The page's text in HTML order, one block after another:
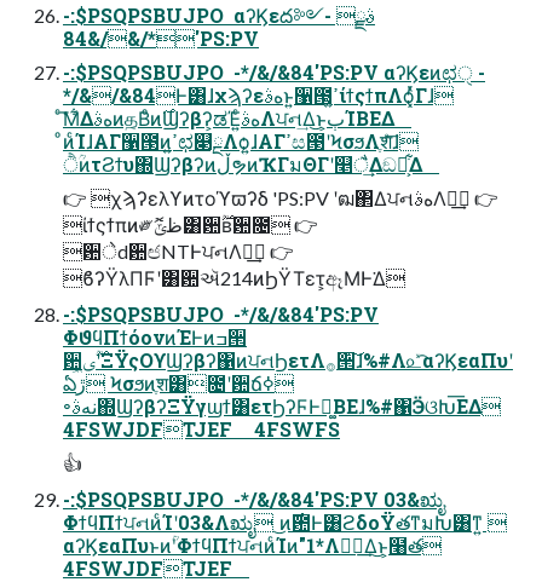
-:$PSQPSBUJPO  αʔϏεద༻ࣄྫ -
*/&/&84'PS:PV
-:$PSQPSBUJPO  -*/&/&84'PS:PV αʔϏεͷಛੑ -
*/&/&84Ͱ͸ɺχϡʔεهࣄͱ͍͏઱౓͕ߴ͍ίϯςϯπΛѻ͓ͬͯΓɺ
ͨ͘͞Μ͋Δهࣄͷத͔Βͦͷ࣌Ϣʔβʔ͕ಡΈ͍ͨهࣄΛਪન͢Δ͜ͱ͕ٻΊΒΕΔ
ͦͷͨΊɺΑΓ઱౓ͷߴ͍ಛ௃ྔΛѻ͍ɺΑΓߴස౓ʹϞσϧΛֶशͤ͞ɺ
ੈؒͷτϨϯυ΍ϢʔβʔͷڵຯͷҠΓมΘΓʹ௥ै͢Δඞཁ͕͋Δ
👉 χϡʔελϒͷτοϓϖʔδ 'PS:PV ʹฒ΂ΔਪનهࣄΛฦ͢ 👉
ίϯςϯπͷ༗ޮظݶ͸਺࣌ؒʙ਺೔ 👉
਺ेd਺ඦNTͰਪનΛฦ͢ 👉
ϐʔΫλΠϜʹ͸਺ઍ214ͷϦΫΤετ͕ඈΜͰ͘Δ
-:$PSQPSBUJPO  -*/&/&84'PS:PV
ΦϑϥΠϯόονͷΈͰͷߏ੒
਺࣌ؒى͖ʹΞΫςΟϒϢʔβʔ΁ͷਪનϦετΛ࡞੒͠ɺ%#Λ௨ͯ͡αʔϏεαΠυʹ
ఏڙ Ϟσϧͷֶश͸೔ʹ਺ճߦ͏
৽نهࣄ΍ϢʔβʔΞΫγϣϯ͸ετϦʔϜͰಧ͚ΒΕɺ%#΁ӬଓԽ͞ΕΔ
4FSWJDFTJEF 4FSWFS
👍
-:$PSQPSBUJPO  -*/&/&84'PS:PV 03&ಋೖ
ΦϯϥΠϯਪનͷͨΊʹ03&Λಋೖ ͜ͷ࣌఺Ͱ͸ϩδοΫతͳมԽ͸ͳ͍ 
αʔϏεαΠυͱͷؒʹΦϯϥΠϯਪનͷͨΊͷ"1*Λಋೖ͢Δ͜ͱ͕໨త
4FSWJDFTJEF